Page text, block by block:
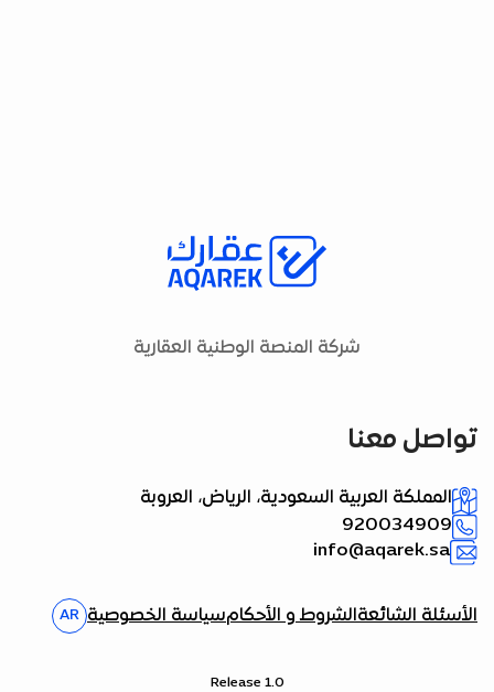
شركة المنصة الوطنية العقارية
تواصل معنا
المملكة العربية السعودية، الرياض، العروبة
920034909
info@aqarek.sa
الأسئلة الشائعةالشروط و الأحكامسياسة الخصوصية AR
Release 1.0